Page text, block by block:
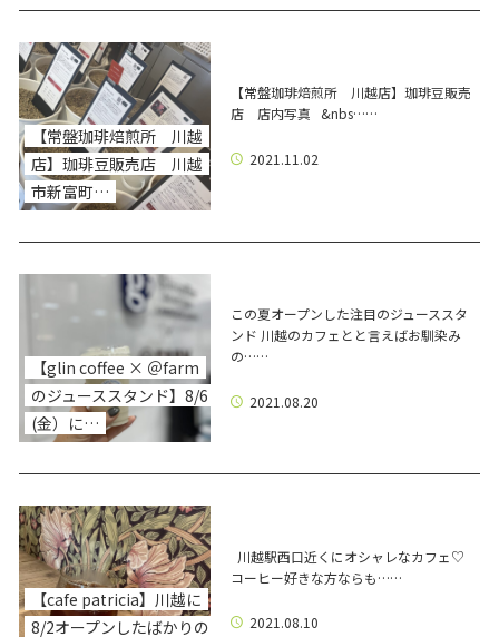
【常盤珈琲焙煎所 川越
店】珈琲豆販売店 川越
市新富町…
【常盤珈琲焙煎所 川越店】珈琲豆販売
店 店内写真 &nbs……
2021.11.02
【glin coffee × ＠farm
のジューススタンド】8/6
(金）に…
この夏オープンした注目のジューススタ
ンド 川越のカフェとと言えばお馴染み
の……
2021.08.20
【cafe patricia】川越に
8/2オープンしたばかりの
川越駅西口近くにオシャレなカフェ♡
コーヒー好きな方ならも……
2021.08.10